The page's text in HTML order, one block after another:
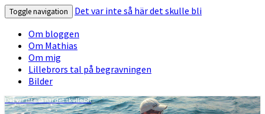
Toggle navigation
Det var inte så här det skulle bli
Om bloggen
Om Mathias
Om mig
Lillebrors tal på begravningen
Bilder
Det var inte så här det skulle bli